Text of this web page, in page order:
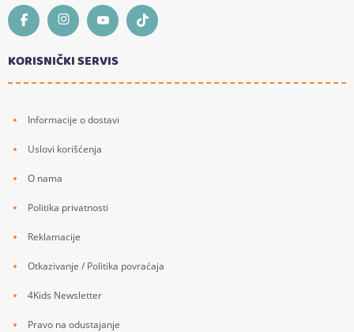
KORISNIČKI SERVIS
Informacije o dostavi
Uslovi korišćenja
O nama
Politika privatnosti
Reklamacije
Otkazivanje / Politika povraćaja
4Kids Newsletter
Pravo na odustajanje